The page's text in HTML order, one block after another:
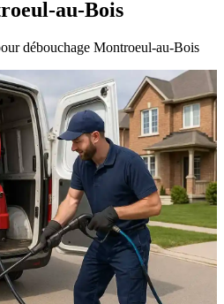
au-Bois
débouchage Montroeul-au-Bois